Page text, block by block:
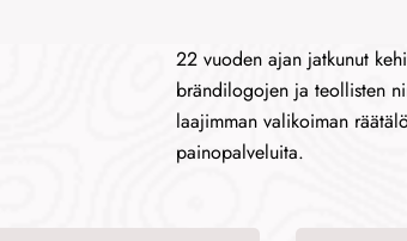
22 vuoden ajan jatkunut
brändilogojen ja teollisten
laajimman valikoiman
painopalveluita.